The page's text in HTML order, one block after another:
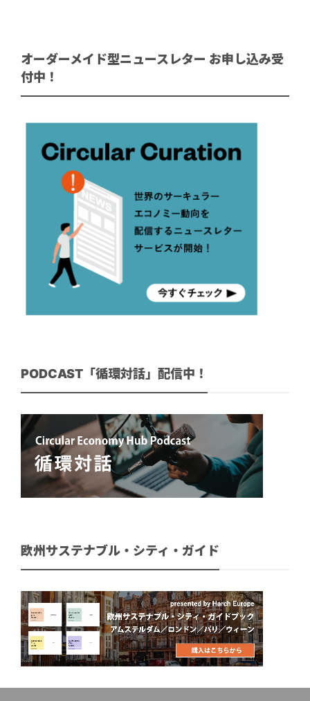
オーダーメイド型ニュースレター お申し込み受
付中！
PODCAST「循環対話」配信中！
欧州サステナブル・シティ・ガイド